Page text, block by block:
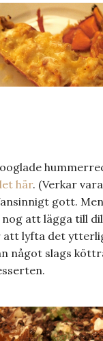
här. (Verkar
gott.
att lägga till
att lyfta det
något slags